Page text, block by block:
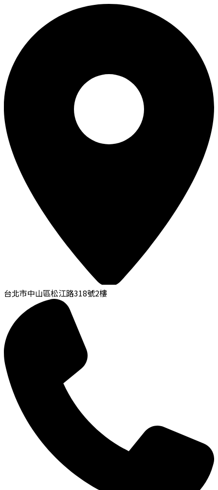
台北市中山區松江路318號2樓